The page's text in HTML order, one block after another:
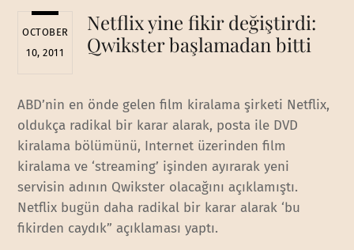
OCTOBER
10, 2011
Netflix yine fikir değiştirdi:
Qwikster başlamadan bitti
ABD’nin en önde gelen film kiralama şirketi Netflix,
oldukça radikal bir karar alarak, posta ile DVD
kiralama bölümünü, Internet üzerinden film
kiralama ve ‘streaming’ işinden ayırarak yeni
servisin adının Qwikster olacağını açıklamıştı.
Netflix bugün daha radikal bir karar alarak ‘bu
fikirden caydık” açıklaması yaptı.